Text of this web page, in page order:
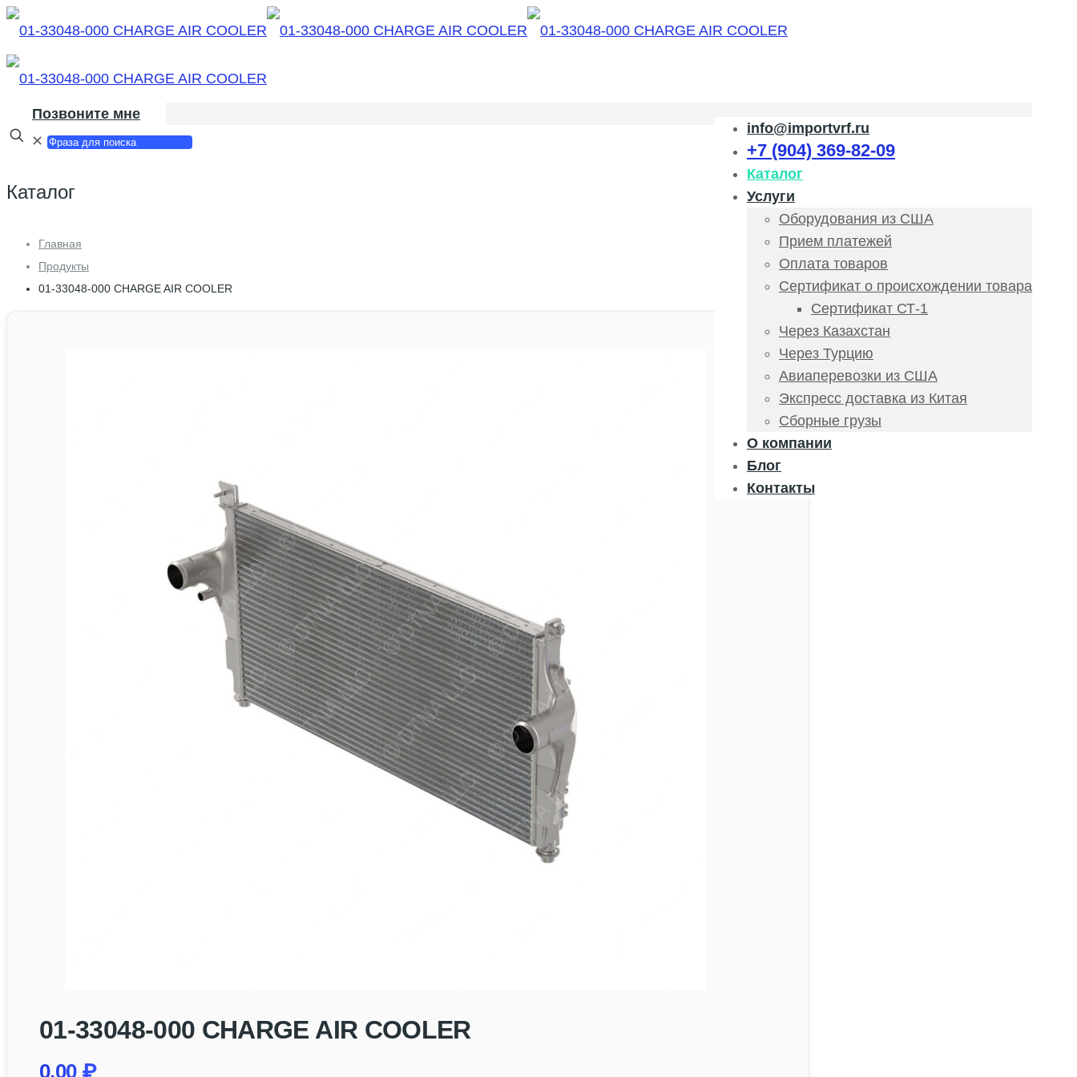
info@importvrf.ru
+7 (904) 369-82-09
Каталог
Услуги
Оборудования из США
Прием платежей
Оплата товаров
Сертификат о происхождении товара
Сертификат СТ-1
Через Казахстан
Через Турцию
Авиаперевозки из США
Экспресс доставка из Китая
Сборные грузы
О компании
Блог
Контакты
Позвоните мне
✕
Каталог
Главная
Продукты
01-33048-000 CHARGE AIR COOLER
01-33048-000 CHARGE AIR COOLER
0,00 ₽